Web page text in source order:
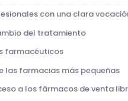
con una clara
del tratamiento
farmacéuticos
las farmacias más pequeñas
a los fármacos de venta